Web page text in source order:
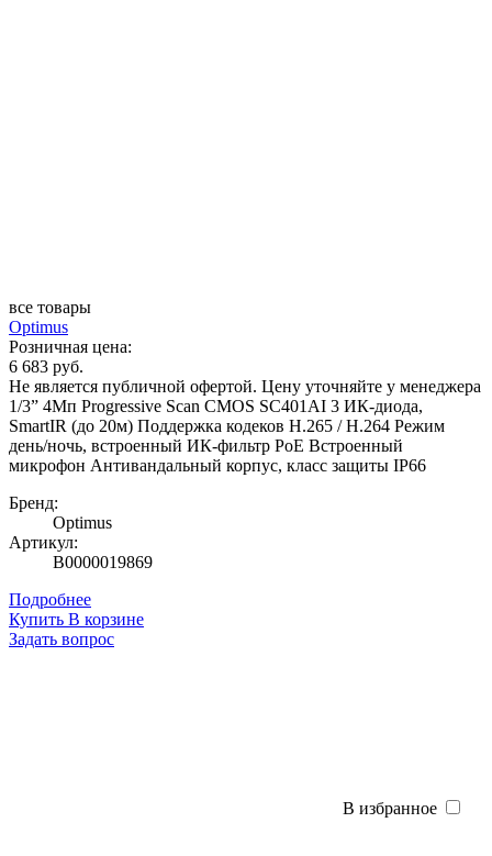
все товары
Optimus
Розничная цена:
6 683 руб.
Не является публичной офертой. Цену уточняйте у менеджера
1/3” 4Мп Progressive Scan CMOS SC401AI 3 ИК-диода,
SmartIR (до 20м) Поддержка кодеков H.265 / H.264 Режим
день/ночь, встроенный ИК-фильтр PoE Встроенный
микрофон Антивандальный корпус, класс защиты IР66
Бренд:
Optimus
Артикул:
В0000019869
Подробнее
Купить В корзине
Задать вопрос
В избранное